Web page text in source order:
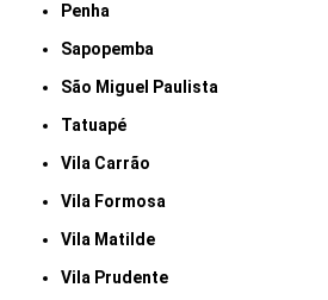
Penha
Sapopemba
São Miguel Paulista
Tatuapé
Vila Carrão
Vila Formosa
Vila Matilde
Vila Prudente